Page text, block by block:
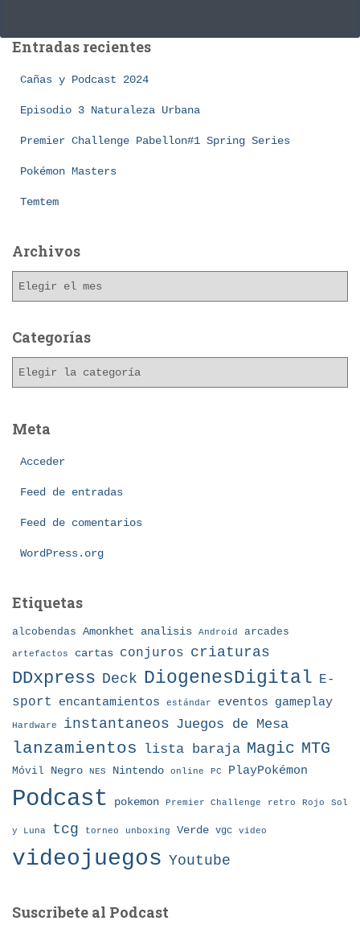
r
Entradas recientes
Cañas y Podcast 2024
Episodio 3 Naturaleza Urbana
Premier Challenge Pabellon#1 Spring Series
Pokémon Masters
Temtem
Archivos
h
o
Categorías
g
Meta
Acceder
Feed de entradas
Feed de comentarios
WordPress.org
Etiquetas
alcobendas Amonkhet analisis Android arcades
artefactos cartas conjuros criaturas
DDxpress Deck DiogenesDigital E-
sport
encantamientos estándar eventos gameplay
Hardware instantaneos Juegos de Mesa
lanzamientos lista baraja Magic MTG
Móvil Negro NES Nintendo online PC PlayPokémon
Podcast pokemon Premier Challenge retro Rojo Sol
y Luna tcg torneo unboxing Verde vgc video
videojuegos Youtube
Suscribete al Podcast